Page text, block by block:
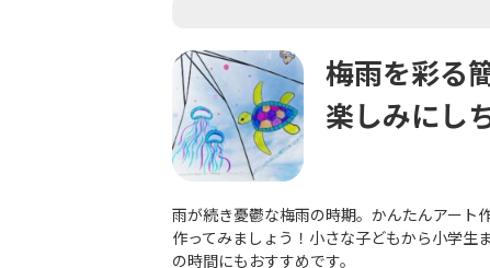
梅雨を彩る
楽しみにし
雨が続き憂鬱な梅雨の時期。かんたんアート
作ってみましょう！小さな子どもから小学生
の時間にもおすすめです。